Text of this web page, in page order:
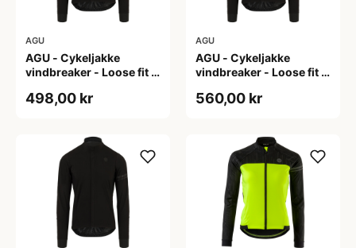
AGU
AGU - Cykeljakke
vindbreaker - Loose fit -
498,00 kr
AGU
AGU - Cykeljakke
vindbreaker - Loose fit -
560,00 kr